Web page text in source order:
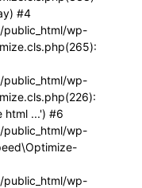
#4
public_html/wp-
public_html/wp-
html ...') #6
public_html/wp-
public_html/wp-